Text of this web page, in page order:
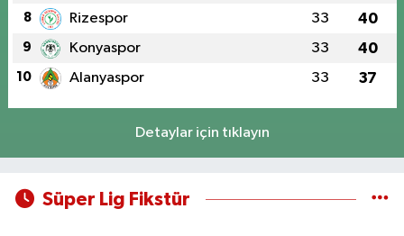
8 Rizespor 33 40
9 Konyaspor 33 40
10 Alanyaspor 33 37
Detaylar için tıklayın
Süper Lig Fikstür